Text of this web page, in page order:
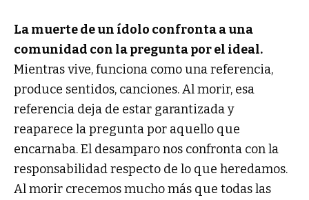
La muerte de un ídolo confronta a una
comunidad con la pregunta por el ideal.
Mientras vive, funciona como una referencia,
produce sentidos, canciones. Al morir, esa
referencia deja de estar garantizada y
reaparece la pregunta por aquello que
encarnaba. El desamparo nos confronta con la
responsabilidad respecto de lo que heredamos.
Al morir crecemos mucho más que todas las